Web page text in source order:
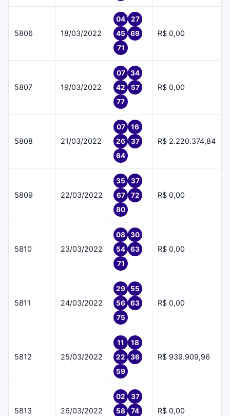
5806 18/03/2022
04
27
45
69
71
R$ 0,00
5807 19/03/2022
07
34
42
57
77
R$ 0,00
5808 21/03/2022
07
16
26
37
64
R$ 2.220.374,84
5809 22/03/2022
35
37
67
72
80
R$ 0,00
5810 23/03/2022
08
30
54
63
71
R$ 0,00
5811 24/03/2022
29
55
56
63
75
R$ 0,00
5812 25/03/2022
11
18
22
36
59
R$ 939.909,96
5813 26/03/2022
02
37
58
74
R$ 0,00